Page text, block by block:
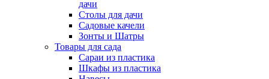
дачи
Столы для дачи
Садовые качели
Зонты и Шатры
Товары для сада
Сараи из пластика
Шкафы из пластика